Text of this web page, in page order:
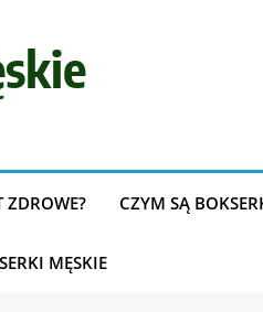
ZDROWE? CZYM SĄ
MĘSKIE